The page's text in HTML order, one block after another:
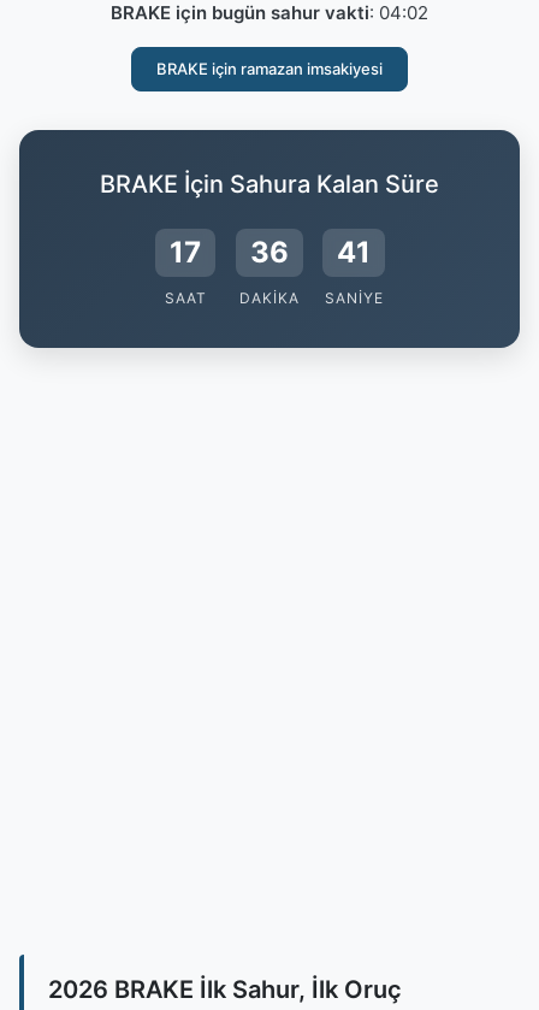
BRAKE için bugün sahur vakti: 04:02
BRAKE için ramazan imsakiyesi
BRAKE İçin Sahura Kalan Süre
17
SAAT
36
DAKIKA
40
SANIYE
2026 BRAKE İlk Sahur, İlk Oruç